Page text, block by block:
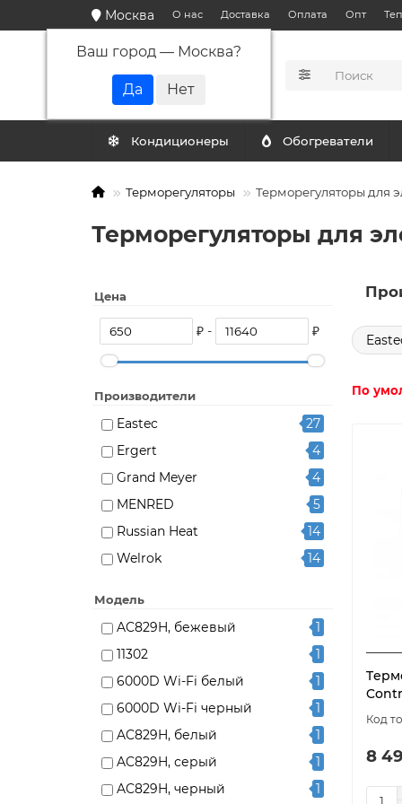
Москва
Ваш город — Москва?
О нас Доставка Оплата Опт
Кондиционеры Обогреватели
Терморегуляторы Терморегуляторы для
Терморегуляторы для
Цена
₽ - ₽
Производители
Eastec
27
Ergert
4
Grand Meyer
4
MENRED
5
Russian Heat
14
Welrok
14
Модель
AC829H, бежевый
1
11302
1
6000D Wi-Fi белый
1
6000D Wi-Fi черный
1
AC829H, белый
1
AC829H, серый
1
AC829H, черный
1
По
8